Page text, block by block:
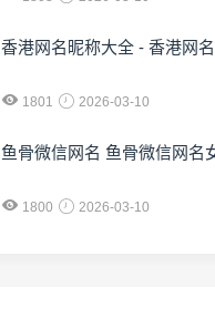
香港网名昵称大全 - 香港网
1801 2026-03-10
鱼骨微信网名 鱼骨微信网名
1800 2026-03-10